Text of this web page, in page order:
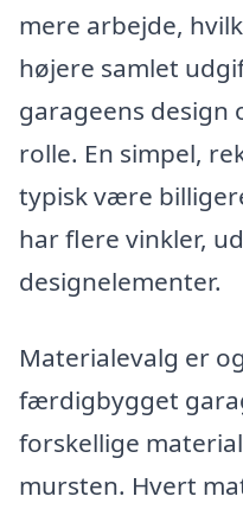
mere arbejde,
højere samlet
garageens design
rolle. En simpel,
typisk være
har flere vinkler,
designelementer.
Materialevalg er
færdigbygget
forskellige
mursten. Hvert